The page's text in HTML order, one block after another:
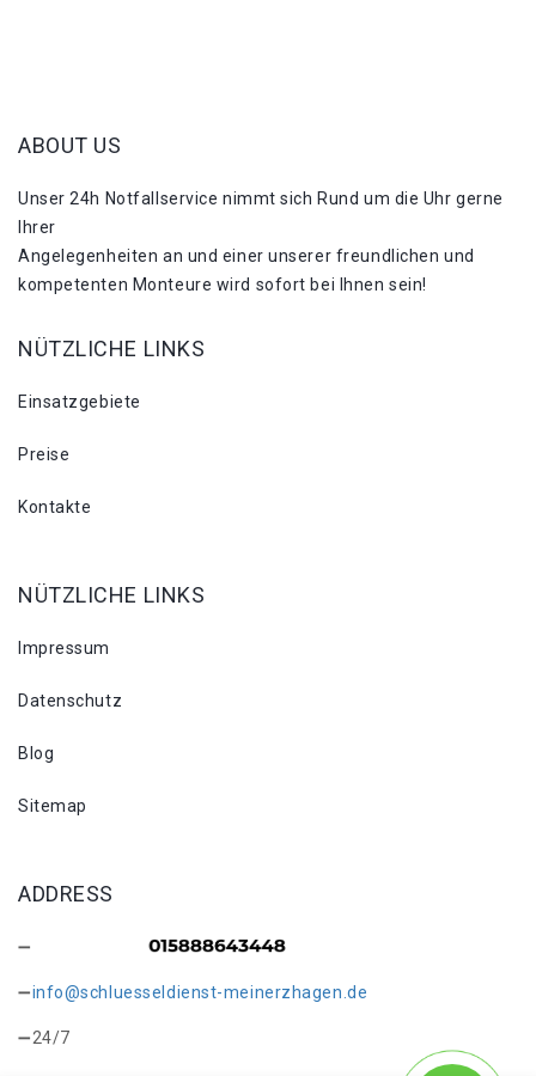
ABOUT US
Unser 24h Notfallservice nimmt sich Rund um die Uhr gerne
Ihrer
Angelegenheiten an und einer unserer freundlichen und
kompetenten Monteure wird sofort bei Ihnen sein!
NÜTZLICHE LINKS
Einsatzgebiete
Preise
Kontakte
NÜTZLICHE LINKS
Impressum
Datenschutz
Blog
Sitemap
ADDRESS
info@schluesseldienst-meinerzhagen.de
24/7